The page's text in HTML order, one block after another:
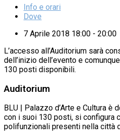
Info e orari
Dove
7 Aprile 2018 18:00 - 20:00
L’accesso all’Auditorium sarà
dell’inizio dell’evento e
130 posti disponibili.
Auditorium
BLU | Palazzo d’Arte e Cultura è
con i suoi 130 posti, si configura
polifunzionali presenti nella città